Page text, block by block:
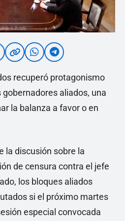
recuperó protagonismo
aliados, una
la balanza a favor o en
la discusión sobre la
de censura contra el jefe
los bloques aliados
si el próximo martes
especial convocada